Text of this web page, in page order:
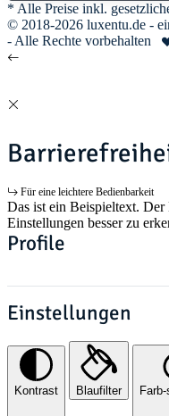
* Alle Preise inkl.
© 2018-2026 luxentu.de -
- Alle Rechte vorbehalten
Für eine leichtere Bedienbarkeit
Das ist ein Beispieltext.
Einstellungen besser zu
Profile
Einstellungen
Kontrast Blaufilter